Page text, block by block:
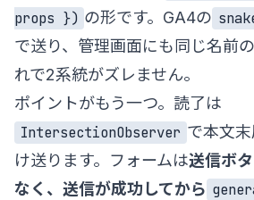
props }) の形です。GA4の
で送り、管理画面にも同じ名前
れで2系統がズレません。
ポイントがもう一つ。読了は
IntersectionObserver で本文
け送ります。フォームは送信ボ
なく、送信が成功してから